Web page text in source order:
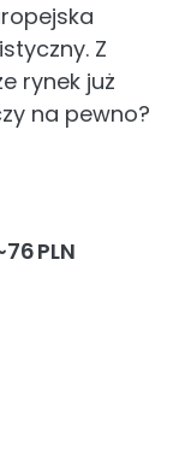
Z
rynek już
na pewno?
PLN